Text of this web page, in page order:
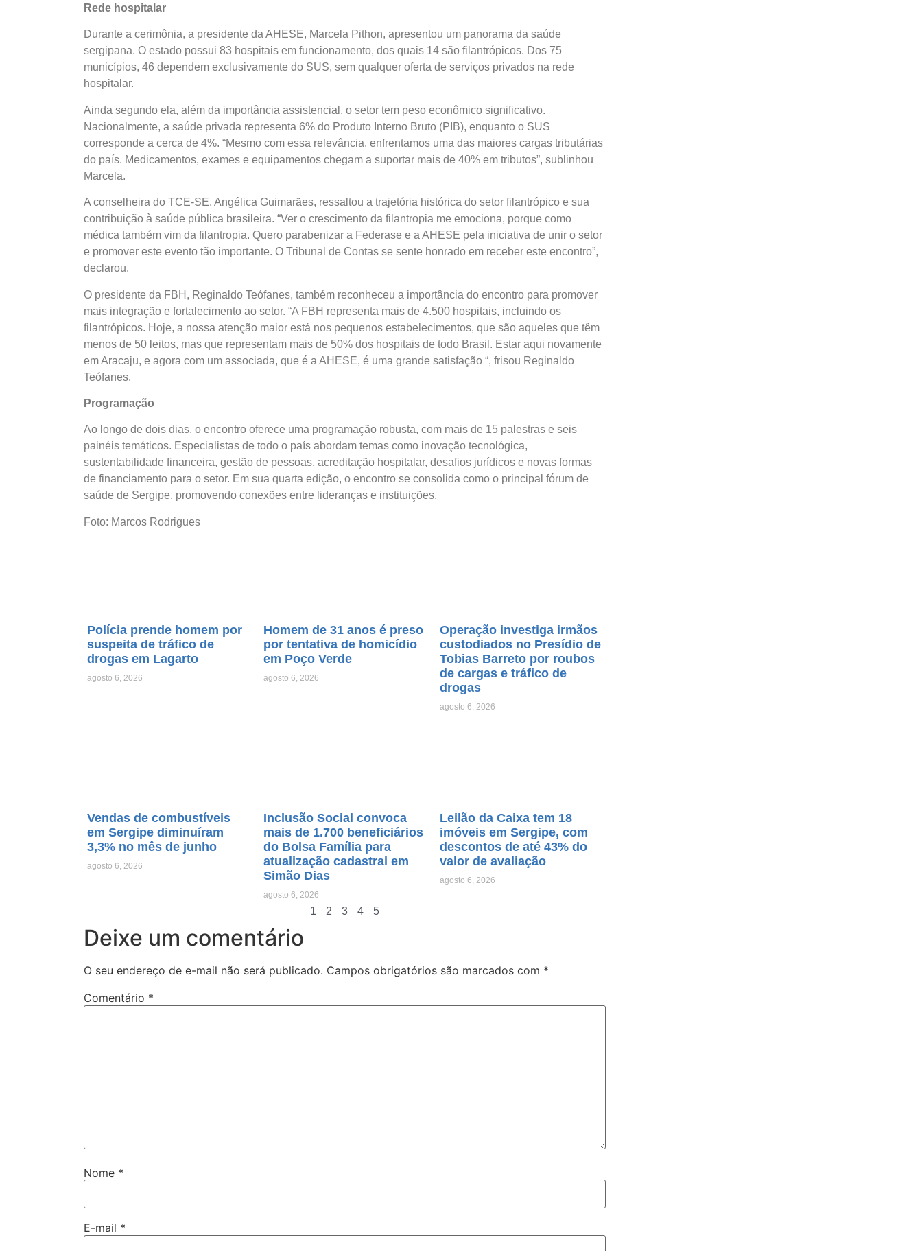
Rede hospitalar
Durante a cerimônia, a presidente da AHESE, Marcela Pithon, apresentou um panorama da saúde
sergipana. O estado possui 83 hospitais em funcionamento, dos quais 14 são filantrópicos. Dos 75
municípios, 46 dependem exclusivamente do SUS, sem qualquer oferta de serviços privados na rede
hospitalar.
Ainda segundo ela, além da importância assistencial, o setor tem peso econômico significativo.
Nacionalmente, a saúde privada representa 6% do Produto Interno Bruto (PIB), enquanto o SUS
corresponde a cerca de 4%. “Mesmo com essa relevância, enfrentamos uma das maiores cargas tributárias
do país. Medicamentos, exames e equipamentos chegam a suportar mais de 40% em tributos”, sublinhou
Marcela.
A conselheira do TCE-SE, Angélica Guimarães, ressaltou a trajetória histórica do setor filantrópico e sua
contribuição à saúde pública brasileira. “Ver o crescimento da filantropia me emociona, porque como
médica também vim da filantropia. Quero parabenizar a Federase e a AHESE pela iniciativa de unir o setor
e promover este evento tão importante. O Tribunal de Contas se sente honrado em receber este encontro”,
declarou.
O presidente da FBH, Reginaldo Teófanes, também reconheceu a importância do encontro para promover
mais integração e fortalecimento ao setor. “A FBH representa mais de 4.500 hospitais, incluindo os
filantrópicos. Hoje, a nossa atenção maior está nos pequenos estabelecimentos, que são aqueles que têm
menos de 50 leitos, mas que representam mais de 50% dos hospitais de todo Brasil. Estar aqui novamente
em Aracaju, e agora com um associada, que é a AHESE, é uma grande satisfação “, frisou Reginaldo
Teófanes.
Programação
Ao longo de dois dias, o encontro oferece uma programação robusta, com mais de 15 palestras e seis
painéis temáticos. Especialistas de todo o país abordam temas como inovação tecnológica,
sustentabilidade financeira, gestão de pessoas, acreditação hospitalar, desafios jurídicos e novas formas
de financiamento para o setor. Em sua quarta edição, o encontro se consolida como o principal fórum de
saúde de Sergipe, promovendo conexões entre lideranças e instituições.
Foto: Marcos Rodrigues
Polícia prende homem por
suspeita de tráfico de
drogas em Lagarto
agosto 6, 2026
Homem de 31 anos é preso
por tentativa de homicídio
em Poço Verde
agosto 6, 2026
Operação investiga irmãos
custodiados no Presídio de
Tobias Barreto por roubos
de cargas e tráfico de
drogas
agosto 6, 2026
Vendas de combustíveis
em Sergipe diminuíram
3,3% no mês de junho
agosto 6, 2026
Inclusão Social convoca
mais de 1.700 beneficiários
do Bolsa Família para
atualização cadastral em
Simão Dias
agosto 6, 2026
Leilão da Caixa tem 18
imóveis em Sergipe, com
descontos de até 43% do
valor de avaliação
agosto 6, 2026
1 2 3 4 5
Deixe um comentário
O seu endereço de e-mail não será publicado. Campos obrigatórios são marcados com *
Comentário *
Nome *
E-mail *